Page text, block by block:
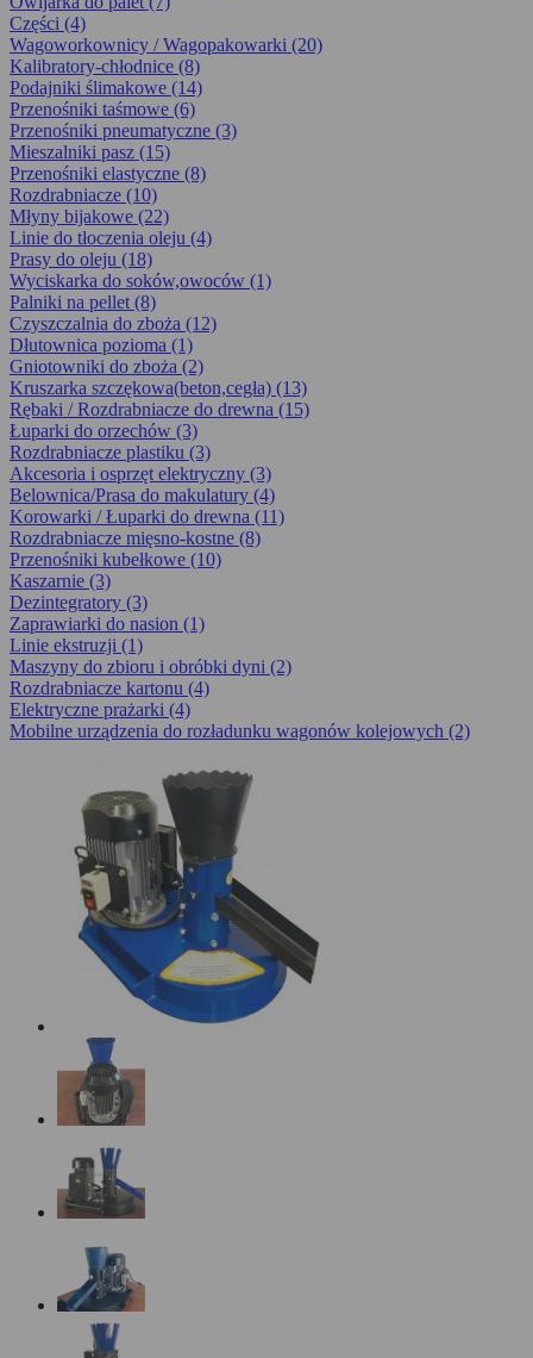
Części (4)
Wagoworkownicy / Wagopakowarki (20)
Kalibratory-chłodnice (8)
Podajniki ślimakowe (14)
Przenośniki taśmowe (6)
Przenośniki pneumatyczne (3)
Mieszalniki pasz (15)
Przenośniki elastyczne (8)
Rozdrabniacze (10)
Młyny bijakowe (22)
Linie do tłoczenia oleju (4)
Prasy do oleju (18)
Wyciskarka do soków,owoców (1)
Palniki na pellet (8)
Czyszczalnia do zboża (12)
Dłutownica pozioma (1)
Gniotowniki do zboża (2)
Kruszarka szczękowa(beton,cegła) (13)
Rębaki / Rozdrabniacze do drewna (15)
Łuparki do orzechów (3)
Rozdrabniacze plastiku (3)
Akcesoria i osprzęt elektryczny (3)
Belownica/Prasa do makulatury (4)
Korowarki / Łuparki do drewna (11)
Rozdrabniacze mięsno-kostne (8)
Przenośniki kubełkowe (10)
Kaszarnie (3)
Dezintegra­tory (3)
Zaprawiarki do nasion (1)
Linie ekstruzji (1)
Maszyny do zbioru i obróbki dyni (2)
Rozdrabniacze kartonu (4)
Elektryczne prażarki (4)
Mobilne urządzenia do rozładunku wagonów kolejowych (2)